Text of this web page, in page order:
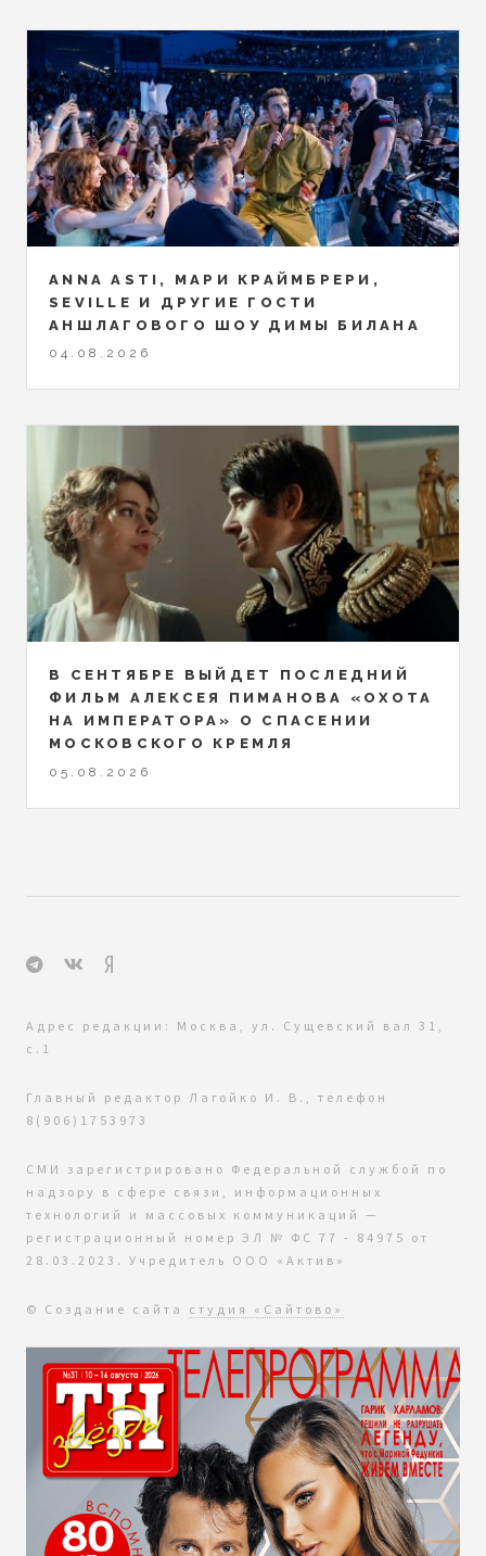
ANNA ASTI, МАРИ КРАЙМБРЕРИ,
SEVILLE И ДРУГИЕ ГОСТИ
АНШЛАГОВОГО ШОУ ДИМЫ БИЛАНА
04.08.2026
В СЕНТЯБРЕ ВЫЙДЕТ ПОСЛЕДНИЙ
ФИЛЬМ АЛЕКСЕЯ ПИМАНОВА «ОХОТА
НА ИМПЕРАТОРА» О СПАСЕНИИ
МОСКОВСКОГО КРЕМЛЯ
05.08.2026
Адрес редакции: Москва, ул. Сущевский вал 31,
с.1
Главный редактор Лагойко И. В., телефон
8(906)1753973
СМИ зарегистрировано Федеральной службой по
надзору в сфере связи, информационных
технологий и массовых коммуникаций —
регистрационный номер ЭЛ № ФС 77 - 84975 от
28.03.2023. Учредитель ООО «Актив»
© Создание сайта студия «Сайтово»